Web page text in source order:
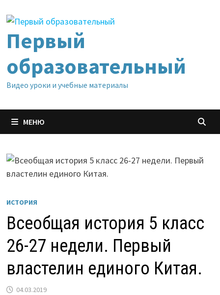
содержимому
Первый
образовательный
Видео уроки и учебные материалы
МЕНЮ
ИСТОРИЯ
Всеобщая история 5 класс
26-27 недели. Первый
властелин единого Китая.
04.03.2019